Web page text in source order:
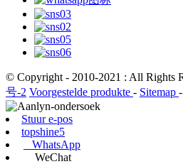
© Copyright - 2010-2021 : All Rights
号-2 Voorgestelde produkte - Sitemap -
Stuur e-pos
topshine5
WhatsApp
WeChat